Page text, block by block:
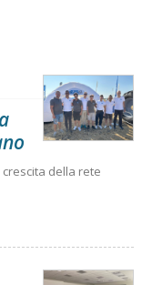
della rete